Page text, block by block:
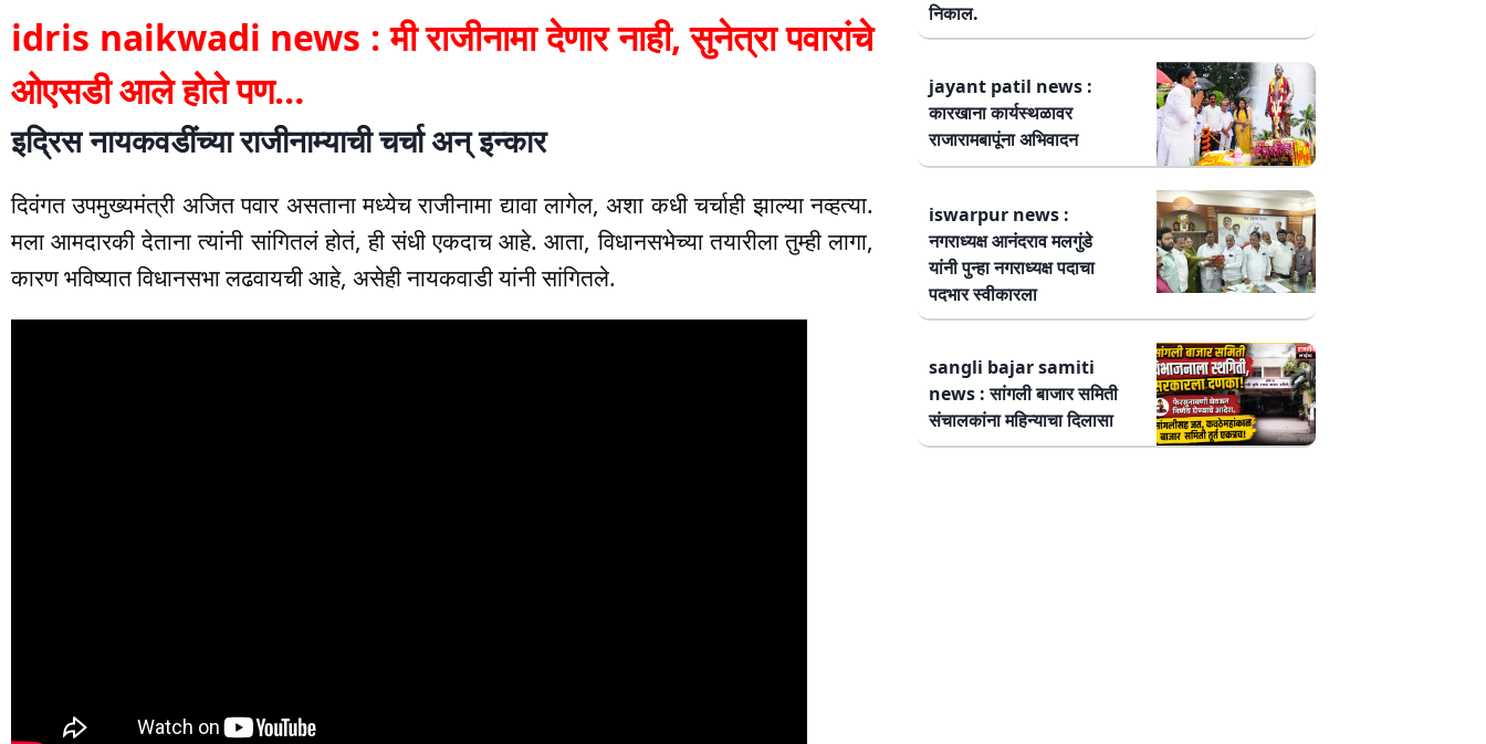
idris naikwadi news : मी राजीनामा देणार नाही, सुनेत्रा पवारांचे
ओएसडी आले होते पण…
इद्रिस नायकवडींच्या राजीनाम्याची चर्चा अन् इन्कार
दिवंगत उपमुख्यमंत्री अजित पवार असताना मध्येच राजीनामा द्यावा लागेल, अशा कधी चर्चाही झाल्या नव्हत्या.
मला आमदारकी देताना त्यांनी सांगितलं होतं, ही संधी एकदाच आहे. आता, विधानसभेच्या तयारीला तुम्ही लागा,
कारण भविष्यात विधानसभा लढवायची आहे, असेही नायकवाडी यांनी सांगितले.
निकाल.
jayant patil news :
कारखाना कार्यस्थळावर
राजारामबापूंना अभिवादन
iswarpur news :
नगराध्यक्ष आनंदराव मलगुंडे
यांनी पुन्हा नगराध्यक्ष पदाचा
पदभार स्वीकारला
sangli bajar samiti
news : सांगली बाजार समिती
संचालकांना महिन्याचा दिलासा